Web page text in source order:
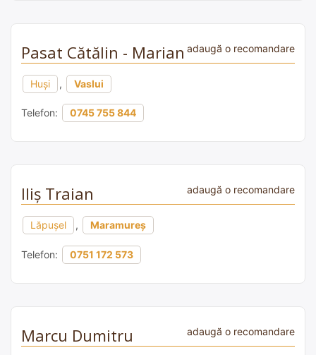
Pasat Cătălin - Marian adaugă o recomandare
Huși , Vaslui
Telefon: 0745 755 844
Iliș Traian adaugă o recomandare
Lăpușel , Maramureș
Telefon: 0751 172 573
Marcu Dumitru adaugă o recomandare